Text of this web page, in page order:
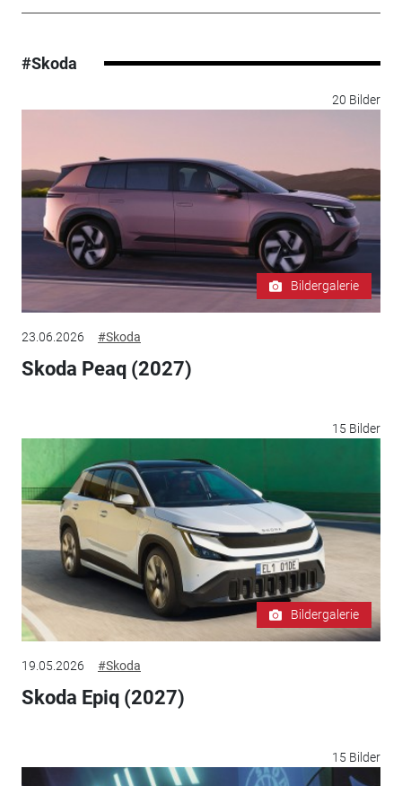
#Skoda
20 Bilder
Bildergalerie
23.06.2026 #Skoda
Skoda Peaq (2027)
15 Bilder
Bildergalerie
19.05.2026 #Skoda
Skoda Epiq (2027)
15 Bilder